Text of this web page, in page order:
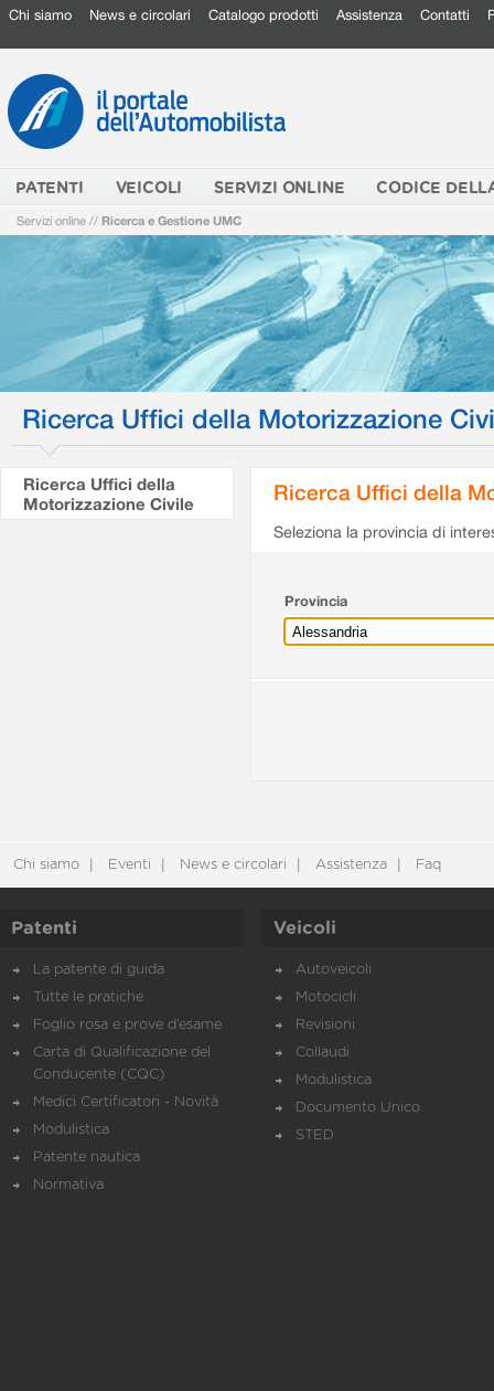
Chi siamo News e circolari Catalogo prodotti Assistenza Contatti
PATENTI VEICOLI SERVIZI ONLINE CODICE
Servizi online // Ricerca e Gestione UMC
Ricerca Uffici della Motorizzazione
Ricerca Uffici della
Motorizzazione Civile
Ricerca Uffici della
Seleziona la provincia di
Provincia
Chi siamo Eventi News e circolari Assistenza Faq
Patenti
La patente di guida
Tutte le pratiche
Foglio rosa e prove d’esame
Carta di Qualificazione del
Conducente (CQC)
Medici Certificatori - Novità
Modulistica
Patente nautica
Normativa
Veicoli
Autoveicoli
Motocicli
Revisioni
Collaudi
Modulistica
Documento Unico
STED